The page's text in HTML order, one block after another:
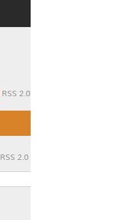
RSS 2.0
RSS 2.0